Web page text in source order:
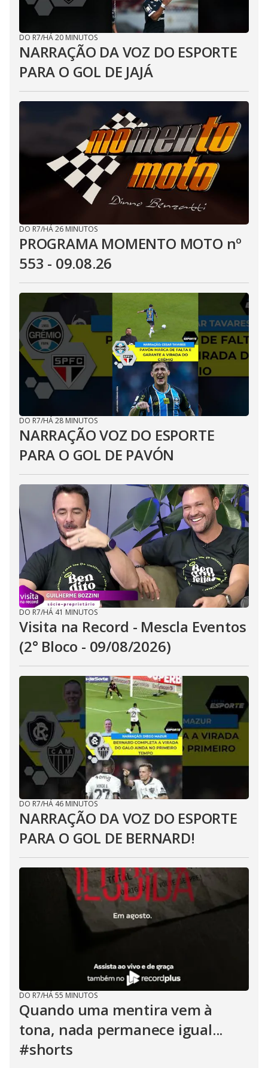
DO R7/HÁ 20 MINUTOS
NARRAÇÃO DA VOZ DO ESPORTE
PARA O GOL DE JAJÁ
DO R7/HÁ 26 MINUTOS
PROGRAMA MOMENTO MOTO nº
553 - 09.08.26
DO R7/HÁ 28 MINUTOS
NARRAÇÃO VOZ DO ESPORTE
PARA O GOL DE PAVÓN
DO R7/HÁ 41 MINUTOS
Visita na Record - Mescla Eventos
(2° Bloco - 09/08/2026)
DO R7/HÁ 46 MINUTOS
NARRAÇÃO DA VOZ DO ESPORTE
PARA O GOL DE BERNARD!
DO R7/HÁ 55 MINUTOS
Quando uma mentira vem à
tona, nada permanece igual...
#shorts